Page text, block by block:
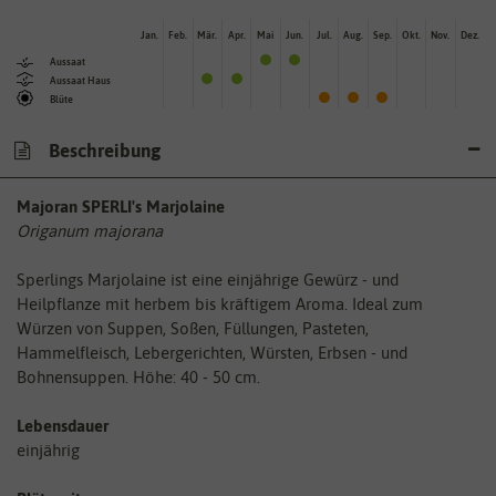
Aussaat
Aussaat Haus
Blüte
Jan. Feb. Mär. Apr. Mai Jun. Jul. Aug. Sep. Okt. Nov. Dez.
Beschreibung
Majoran SPERLI's Marjolaine
Origanum majorana
Sperlings Marjolaine ist eine einjährige Gewürz - und
Heilpflanze mit herbem bis kräftigem Aroma. Ideal zum
Würzen von Suppen, Soßen, Füllungen, Pasteten,
Hammelfleisch, Lebergerichten, Würsten, Erbsen - und
Bohnensuppen. Höhe: 40 - 50 cm.
Lebensdauer
einjährig